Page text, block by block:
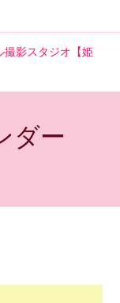
撮影スタジオ【姫
ダー